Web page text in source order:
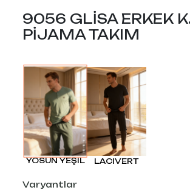
9056 GLİSA ERKEK
PİJAMA TAKIM
YOSUN YEŞIL LACIVERT
Varyantlar